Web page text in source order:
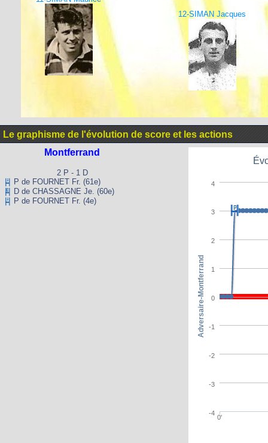
12-SIMAN Jacques
Le graphisme de l'évolution de score et les actions
Montferrand
2 P - 1 D
P de FOURNET Fr. (61e)
D de CHASSAGNE Je. (60e)
P de FOURNET Fr. (4e)
0'
-4
-3
-2
-1
0
1
2
3
4
Adversaire-Montferrand